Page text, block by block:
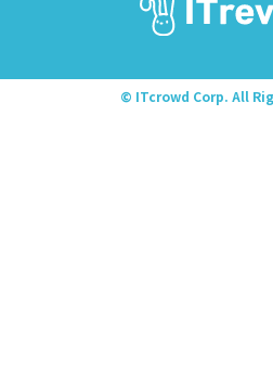
© ITcrowd Corp. All